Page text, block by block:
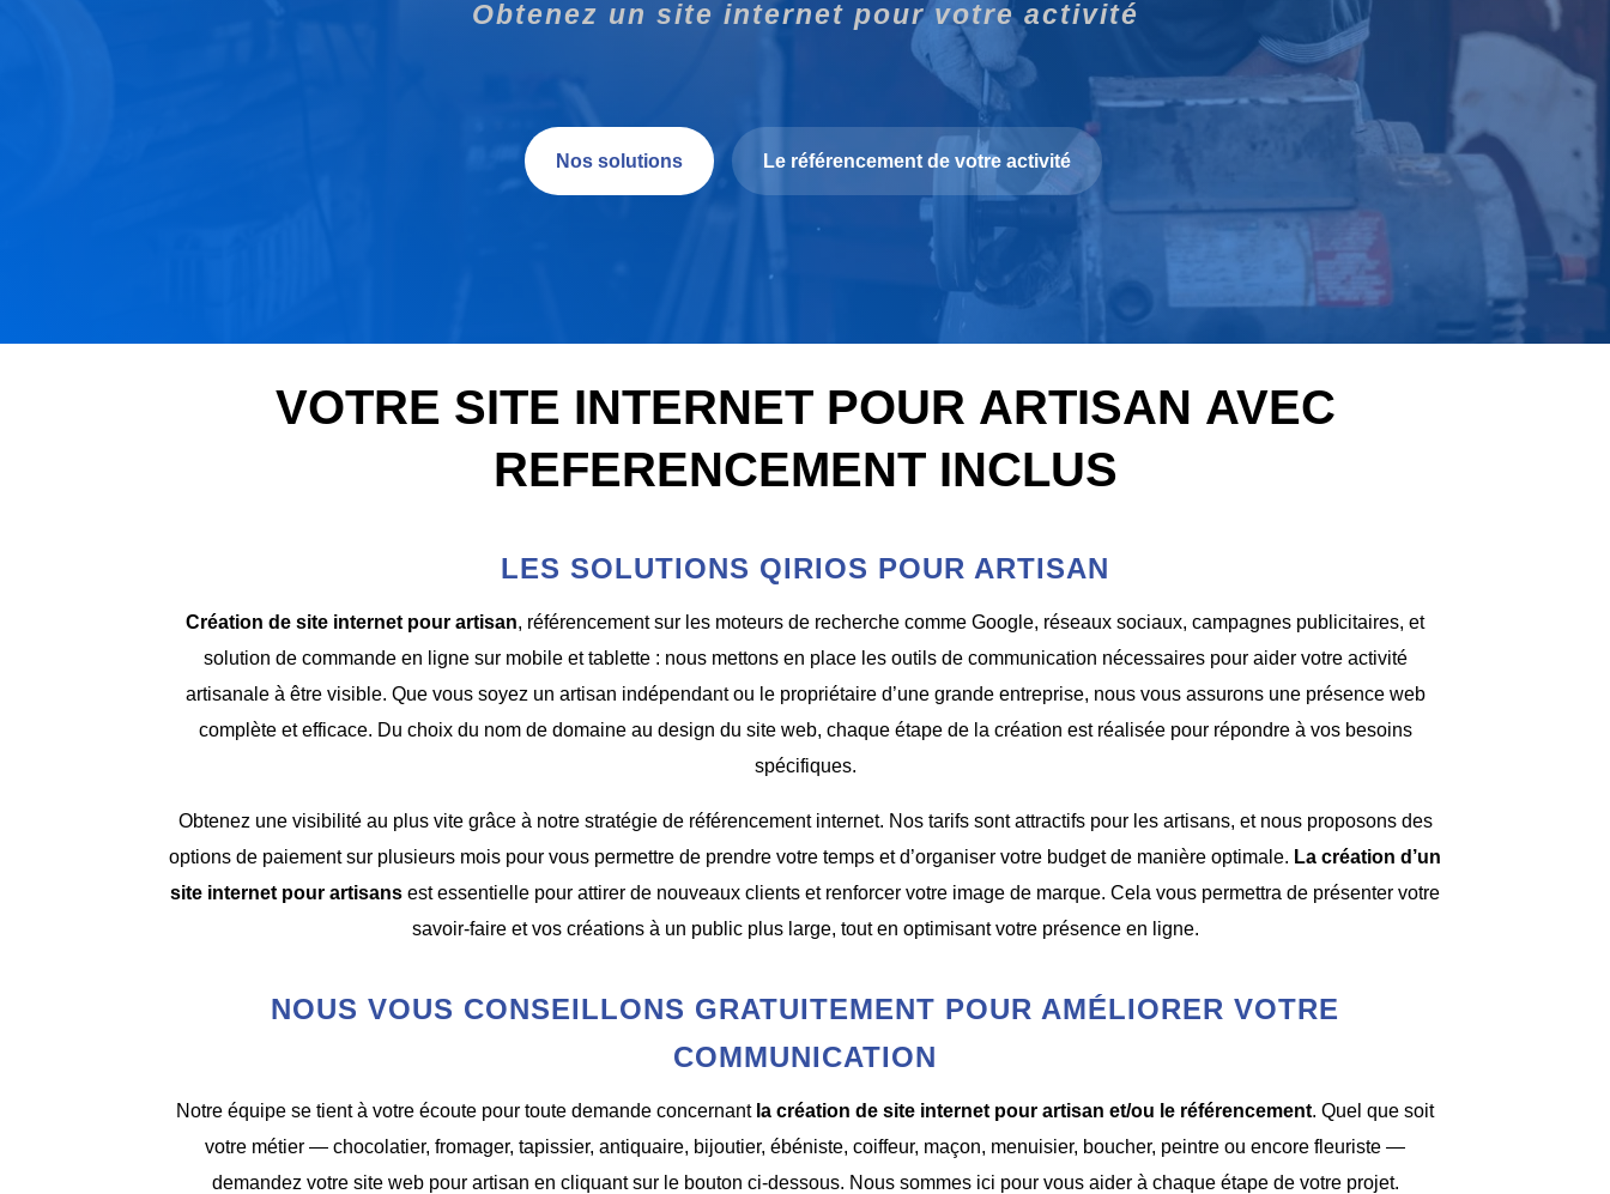
Obtenez un site internet pour votre activité
Nos solutions Le référencement de votre activité
VOTRE SITE INTERNET POUR ARTISAN AVEC
REFERENCEMENT INCLUS
LES SOLUTIONS QIRIOS POUR ARTISAN
Création de site internet pour artisan, référencement sur les moteurs de recherche comme Google, réseaux sociaux, campagnes publicitaires, et
solution de commande en ligne sur mobile et tablette : nous mettons en place les outils de communication nécessaires pour aider votre activité
artisanale à être visible. Que vous soyez un artisan indépendant ou le propriétaire d’une grande entreprise, nous vous assurons une présence web
complète et efficace. Du choix du nom de domaine au design du site web, chaque étape de la création est réalisée pour répondre à vos besoins
spécifiques.
Obtenez une visibilité au plus vite grâce à notre stratégie de référencement internet. Nos tarifs sont attractifs pour les artisans, et nous proposons des
options de paiement sur plusieurs mois pour vous permettre de prendre votre temps et d’organiser votre budget de manière optimale. La création d’un
site internet pour artisans est essentielle pour attirer de nouveaux clients et renforcer votre image de marque. Cela vous permettra de présenter votre
savoir-faire et vos créations à un public plus large, tout en optimisant votre présence en ligne.
NOUS VOUS CONSEILLONS GRATUITEMENT POUR AMÉLIORER VOTRE
COMMUNICATION
Notre équipe se tient à votre écoute pour toute demande concernant la création de site internet pour artisan et/ou le référencement. Quel que soit
votre métier — chocolatier, fromager, tapissier, antiquaire, bijoutier, ébéniste, coiffeur, maçon, menuisier, boucher, peintre ou encore fleuriste —
demandez votre site web pour artisan en cliquant sur le bouton ci-dessous. Nous sommes ici pour vous aider à chaque étape de votre projet.